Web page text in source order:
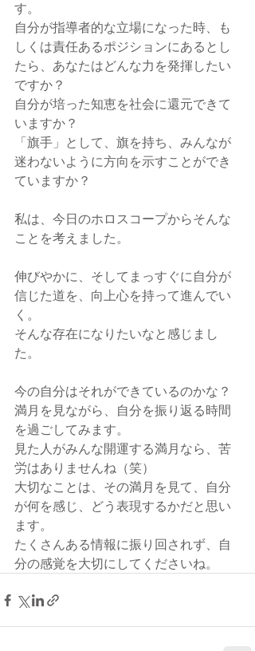
す。
自分が指導者的な立場になった時、も
しくは責任あるポジションにあるとし
たら、あなたはどんな力を発揮したい
ですか？
自分が培った知恵を社会に還元できて
いますか？
「旗手」として、旗を持ち、みんなが
迷わないように方向を示すことができ
ていますか？
私は、今日のホロスコープからそんな
ことを考えました。
伸びやかに、そしてまっすぐに自分が
信じた道を、向上心を持って進んでい
く。
そんな存在になりたいなと感じまし
た。
今の自分はそれができているのかな？
満月を見ながら、自分を振り返る時間
を過ごしてみます。
見た人がみんな開運する満月なら、苦
労はありませんね（笑）
大切なことは、その満月を見て、自分
が何を感じ、どう表現するかだと思い
ます。
たくさんある情報に振り回されず、自
分の感覚を大切にしてくださいね。